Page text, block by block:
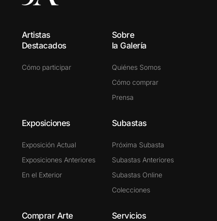
Artistas
Destacados
Cómo participar
Sobre
la Galería
Quiénes Somos
Cómo comprar
Prensa
Exposiciones
Exposición Actual
Exposiciones Anteriores
En el Exterior
Subastas
Próxima Subasta
Subastas Anteriores
Subastas Online
Colecciones
Comprar Arte Servicios